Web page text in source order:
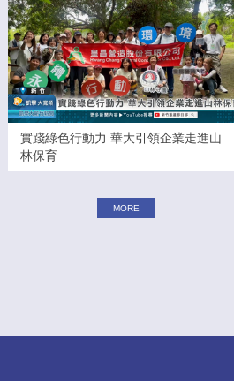
實踐綠色行動力 華大引領企業走進山
林保育
MORE